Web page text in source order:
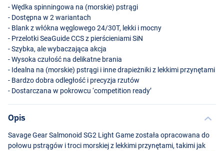
- Wędka spinningowa na (morskie) pstrągi
- Dostępna w 2 wariantach
- Blank z włókna węglowego 24/30T, lekki i mocny
- Przelotki SeaGuideCCSz pierścieniami SiN
- Szybka, ale wybaczająca akcja
- Wysoka czułość na delikatne brania
- Idealna na (morskie) pstrągi i inne drapieżniki z lekkimi przynętami
- Bardzo dobra odległość i precyzja rzutów
- Dostarczana w pokrowcu ‘competition ready’
Opis
Savage Gear Salmonoid SG2 Light Game została opracowana do
połowu pstrągów i troci morskiej z lekkimi przynętami, takimi jak